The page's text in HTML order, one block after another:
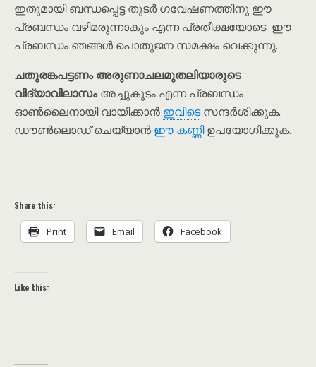
ഇതുമായി ബന്ധപ്പെട്ട തുടർ ഗവേഷണത്തിനു ഈ
പ്രബന്ധം വഴിമരുന്നാകും എന്ന പ്രതീക്ഷയോടെ ഈ
പ്രബന്ധം ഞങ്ങൾ പൊതുജന സമക്ഷം വെക്കുന്നു.
ചതുരങ്കപട്ടണം അരുണാചലമുതലിയാരുടെ
വിദ്യാവിലാസംഅച്ചുകൂടം എന്ന പ്രബന്ധം
ഓൺലൈനായി വായിക്കാൻ ഇവിടെസന്ദർശിക്കുക.
ഡൗൺലൊഡ് ചെയ്യാൻ ഈ കണ്ണിഉപയോഗിക്കുക.
Share this:
Print Email Facebook
Like this: